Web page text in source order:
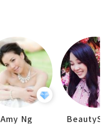
Amy Ng